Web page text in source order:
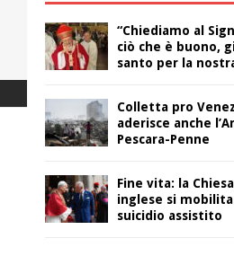
“Chiediamo al
ciò che è buono,
santo per la
Colletta pro
aderisce anche
Pescara-Penne
Fine vita: la
inglese si
suicidio assistito